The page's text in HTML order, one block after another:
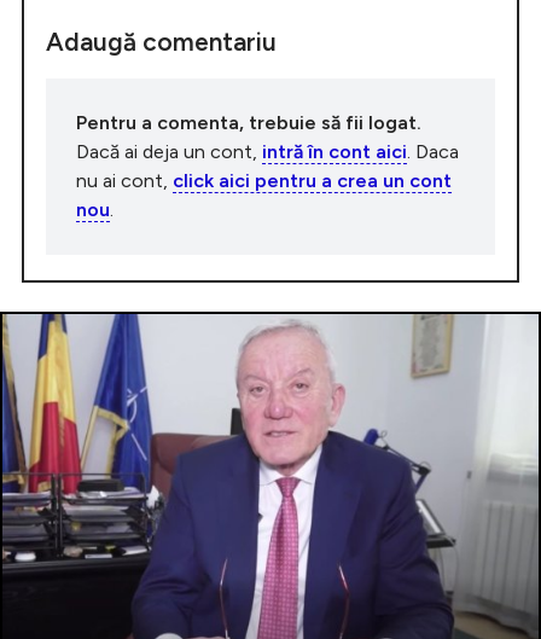
Adaugă comentariu
Pentru a comenta, trebuie să fii logat.
Dacă ai deja un cont, intră în cont aici . Daca
nu ai cont, click aici pentru a crea un cont
nou